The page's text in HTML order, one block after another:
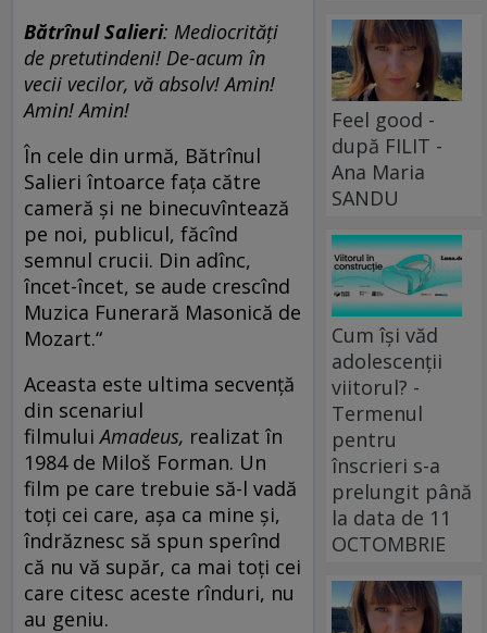
Bătrînul Salieri: Mediocrități
de pretutindeni! De-acum în
vecii vecilor, vă absolv! Amin!
Amin! Amin!
În cele din urmă, Bătrînul
Salieri întoarce fața către
cameră și ne binecuvîntează
pe noi, publicul, făcînd
semnul crucii. Din adînc,
încet-încet, se aude crescînd
Muzica Funerară Masonică de
Mozart.“
Aceasta este ultima secvență
din scenariul
filmuluiAmadeus, realizat în
1984 de Miloš Forman. Un
film pe care trebuie să-l vadă
toți cei care, așa ca mine și,
îndrăznesc să spun sperînd
că nu vă supăr, ca mai toți cei
care citesc aceste rînduri, nu
au geniu.
Feel good -
după FILIT -
Ana Maria
SANDU
Cum își văd
adolescenții
viitorul? -
Termenul
pentru
înscrieri s-a
prelungit până
la data de 11
OCTOMBRIE